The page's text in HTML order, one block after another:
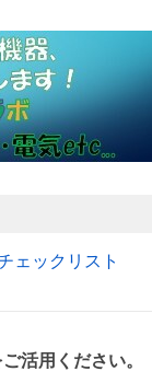
ェックリスト
活用ください。